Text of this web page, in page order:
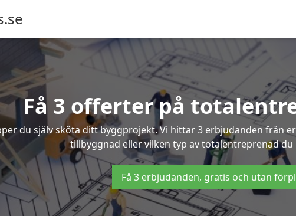
Få 3 offerter på
du själv sköta ditt byggprojekt. Vi hittar 3 erbjudanden från
tillbyggnad eller vilken typ av totalentreprenad du
Få 3 erbjudanden, gratis och utan